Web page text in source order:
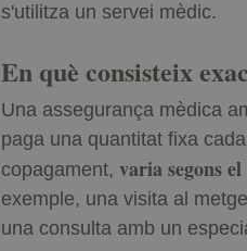
s'utilitza un servei mèdic.
En què consisteix
Una assegurança mèdica
paga una quantitat fixa
copagament, varia segons
exemple, una visita al
una consulta amb un